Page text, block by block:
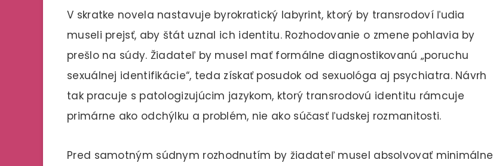
V skratke novela nastavuje byrokratický labyrint, ktorý by transrodoví ľudia
museli prejsť, aby štát uznal ich identitu. Rozhodovanie o zmene pohlavia by
prešlo na súdy. Žiadateľ by musel mať formálne diagnostikovanú „poruchu
sexuálnej identifikácie“, teda získať posudok od sexuológa aj psychiatra. Návrh
tak pracuje s patologizujúcim jazykom, ktorý transrodovú identitu rámcuje
primárne ako odchýlku a problém, nie ako súčasť ľudskej rozmanitosti.
Pred samotným súdnym rozhodnutím by žiadateľ musel absolvovať minimálne